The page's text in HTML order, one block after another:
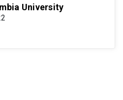
University